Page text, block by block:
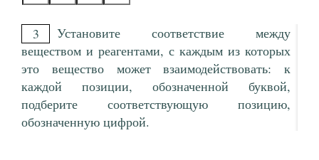
3
Установите соответствие между
веществом и реагентами, с каждым из которых
это вещество может взаимодействовать: к
каждой позиции, обозначенной буквой,
подберите соответствующую позицию,
обозначенную цифрой.